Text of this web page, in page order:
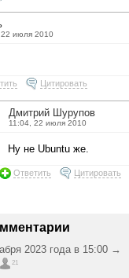
июля 2010
Цитировать
Дмитрий Шурупов
11:04, 22 июля 2010
Ну не Ubuntu же.
Ответить Цитировать
2023 года в 15:00 →
21